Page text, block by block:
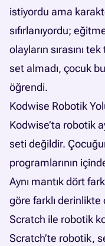
istiyordu ama
sıfırlanıyordu;
olayların sırasını
set almadı, çocuk
öğrendi.
Kodwise Robotik
Kodwise’ta robotik
seti değildir.
programlarının
Aynı mantık dört
göre farklı derinlikte
Scratch ile robotik
Scratch’te robotik,